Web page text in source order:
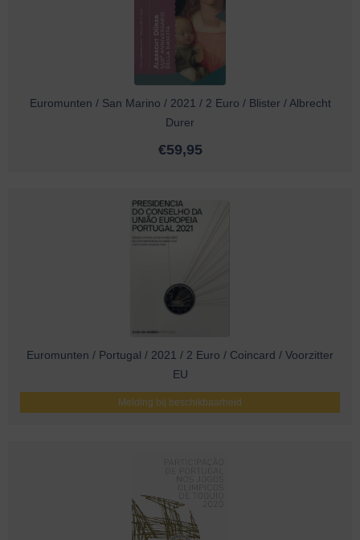
Euromunten / San Marino / 2021 / 2 Euro / Blister / Albrecht
Durer
€59,95
Euromunten / Portugal / 2021 / 2 Euro / Coincard / Voorzitter
EU
Melding bij beschikbaarheid